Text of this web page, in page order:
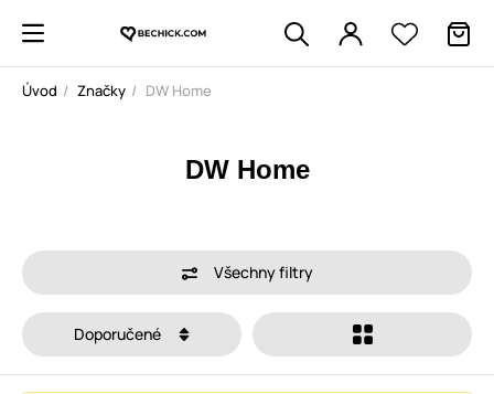
Úvod Značky DW Home
DW Home
Všechny filtry
Doporučené